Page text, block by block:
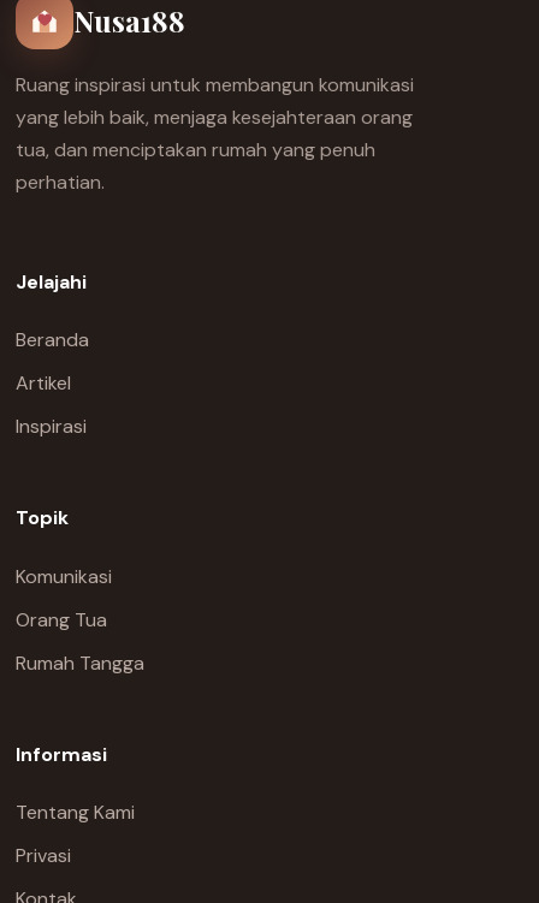
Nusa188
Ruang inspirasi untuk membangun komunikasi
yang lebih baik, menjaga kesejahteraan orang
tua, dan menciptakan rumah yang penuh
perhatian.
Jelajahi
Beranda
Artikel
Inspirasi
Topik
Komunikasi
Orang Tua
Rumah Tangga
Informasi
Tentang Kami
Privasi